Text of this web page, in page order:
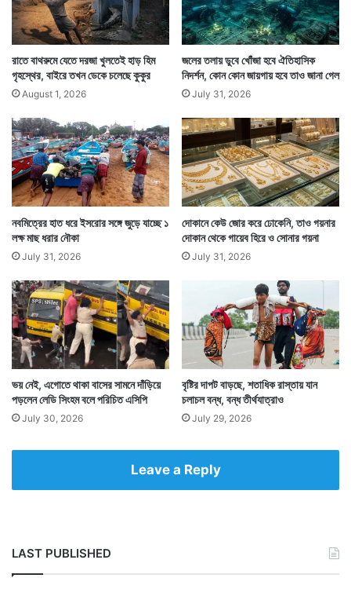
ফলে পাহাড়ি জায়গার অভাব নেই এখানে। যা প্রবল বৃষ্টিতে ভয়ংকর
হয়ে ওঠে। তা যে কতটা ভয়ংকর হতে পারে তা ৩টি জায়গায় হওয়া
পাহাড়ি ধস থেকেই স্পষ্ট।
রাতে বাথরুমে যেতে দরজা খুলতেই হাড় হিম
গৃহস্থের, বাইরে তখন ডেকে চলেছে কুকুর
August 1, 2026
জলের তলায় ডুবে খোঁজা হবে ঐতিহাসিক
নিদর্শন, কোন কোন জায়গায় হবে তাও জানা গেল
July 31, 2026
নবমিত্রের হাত ধরে ইসরোর সঙ্গে জুড়ে যাচ্ছে ১
লক্ষ মাছ ধরার নৌকা
July 31, 2026
দোকানে কেউ জোর করে ঢোকেনি, তাও গয়নার
দোকান থেকে গায়েব হিরে ও সোনার গয়না
July 31, 2026
ভয় নেই, এগোতে থাকা বাসের সামনে দাঁড়িয়ে
পড়লেন লেডি সিংহম বলে পরিচিত এসিপি
July 30, 2026
বৃষ্টির দাপট বাড়ছে, শতাধিক রাস্তায় যান
চলাচল বন্ধ, বন্ধ তীর্থযাত্রাও
July 29, 2026
Leave a Reply
LAST PUBLISHED